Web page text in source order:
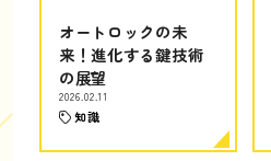
オートロックの未
来！進化する鍵技術
の展望
2026.02.11
知識